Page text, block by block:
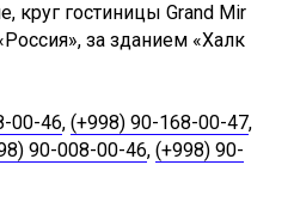
круг гостиницы Grand Mir
за зданием «Халк
00-46, (+998) 90-168-00-47,
90-008-00-46, (+998) 90-